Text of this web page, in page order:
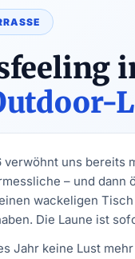
verwöhnt uns bereits
– und
wackeligen
Die Laune ist
Jahr keine Lust